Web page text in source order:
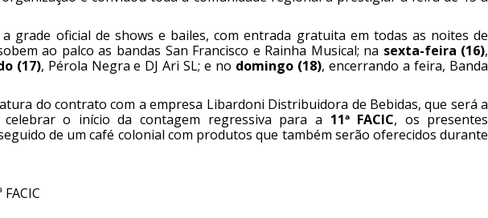
grade oficial de shows e bailes, com entrada gratuita em todas as noites de
ao palco as bandas San Francisco e Rainha Musical; na sexta-feira (16),
(17), Pérola Negra e DJ Ari SL; e no domingo (18), encerrando a feira, Banda
do contrato com a empresa Libardoni Distribuidora de Bebidas, que será a
o início da contagem regressiva para a 11ª FACIC, os presentes
de um café colonial com produtos que também serão oferecidos durante